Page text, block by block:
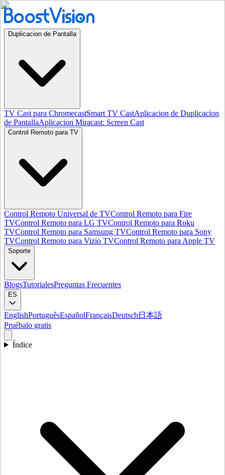
Duplicacion de Pantalla
TV Cast para ChromecastSmart TV CastAplicacion de Duplicacion
de PantallaAplicacion Miracast: Screen Cast
Control Remoto para TV
Control Remoto Universal de TVControl Remoto para Fire
TVControl Remoto para LG TVControl Remoto para Roku
TVControl Remoto para Samsung TVControl Remoto para Sony
TVControl Remoto para Vizio TVControl Remoto para Apple TV
Soporte
BlogsTutorialesPreguntas Frecuentes
ES
EnglishPortuguêsEspañolFrançaisDeutsch 日本語
Pruébalo gratis
Índice